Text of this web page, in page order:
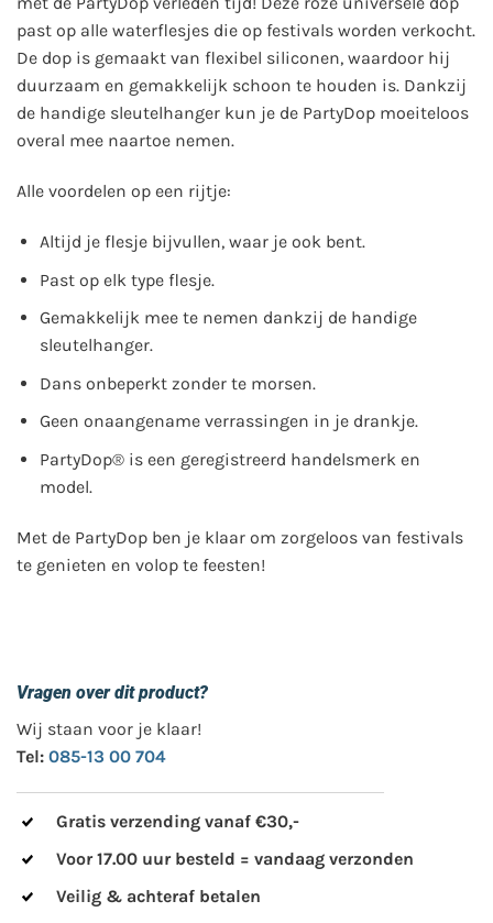
past op alle waterflesjes die op festivals worden verkocht.
De dop is gemaakt van flexibel siliconen, waardoor hij
duurzaam en gemakkelijk schoon te houden is. Dankzij
de handige sleutelhanger kun je de PartyDop moeiteloos
overal mee naartoe nemen.
Alle voordelen op een rijtje:
Altijd je flesje bijvullen, waar je ook bent.
Past op elk type flesje.
Gemakkelijk mee te nemen dankzij de handige
sleutelhanger.
Dans onbeperkt zonder te morsen.
Geen onaangename verrassingen in je drankje.
PartyDop® is een geregistreerd handelsmerk en
model.
Met de PartyDop ben je klaar om zorgeloos van festivals
te genieten en volop te feesten!
Vragen over dit product?
Wij staan voor je klaar!
Tel: 085-13 00 704
Gratis verzending vanaf €30,-
Voor 17.00 uur besteld = vandaag verzonden
Veilig & achteraf betalen